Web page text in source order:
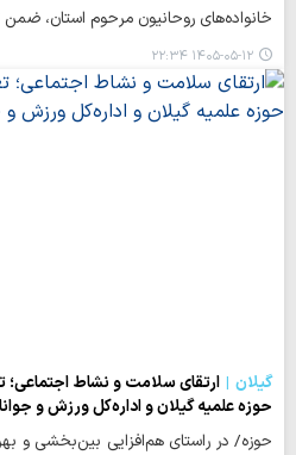
خانواده‌های روحانیون مرحوم استان،
۱۴۰۵-۰۵-۱۲ ۲۲:۳۴
گیلان
ارتقای سلامت و نشاط اجتماعی؛
حوزه‌ علمیه گیلان و اداره‌کل ورزش و
حوزه/ در راستای هم‌افزایی بین‌بخشی و